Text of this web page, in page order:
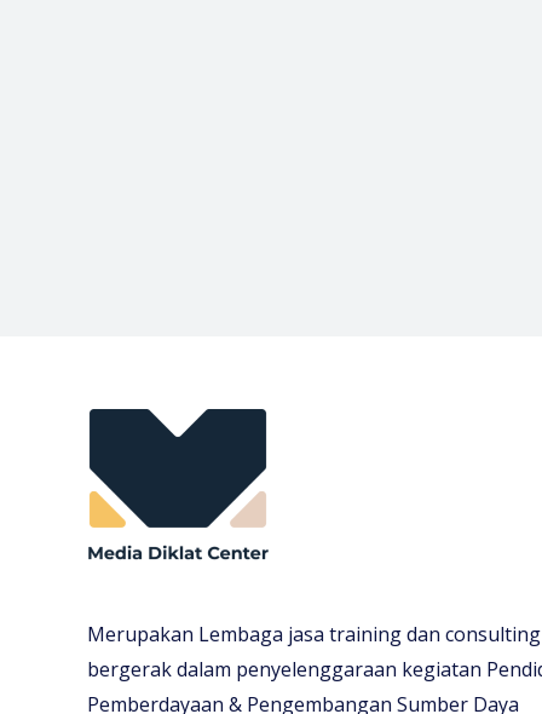
Merupakan Lembaga jasa training dan
bergerak dalam penyelenggaraan kegiatan
Pemberdayaan & Pengembangan Sumber Daya